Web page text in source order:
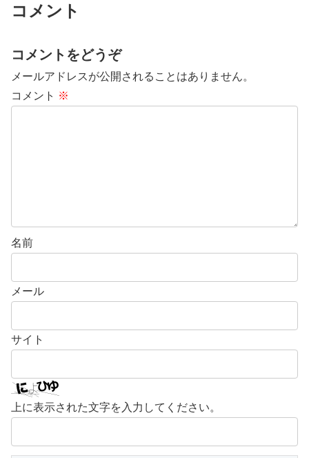
コメント
コメントをどうぞ
メールアドレスが公開されることはありません。
コメント ※
名前
メール
サイト
上に表示された文字を入力してください。